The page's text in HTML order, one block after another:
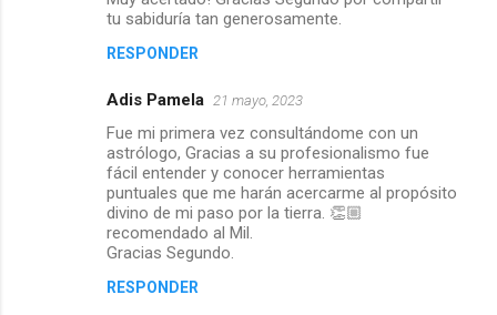
tu sabiduría tan generosamente.
RESPONDER
Adis Pamela 21 mayo, 2023
Fue mi primera vez consultándome con un
astrólogo, Gracias a su profesionalismo fue
fácil entender y conocer herramientas
puntuales que me harán acercarme al propósito
divino de mi paso por la tierra. 👏🏼
recomendado al Mil.
Gracias Segundo.
RESPONDER